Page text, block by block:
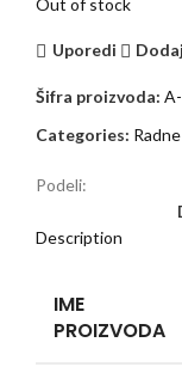
Out of stock
Uporedi
Šifra proizvoda:
Categories: Radne
Podeli:
Description
IME
PROIZVODA